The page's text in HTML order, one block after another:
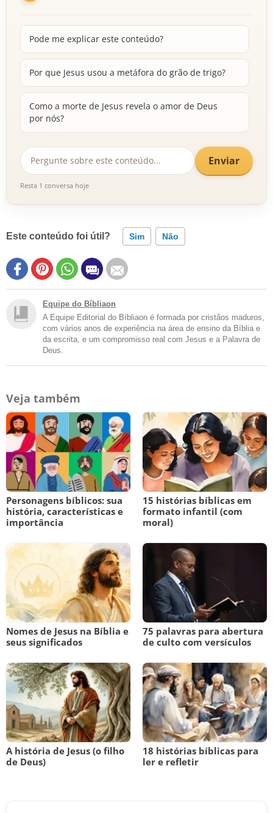
Pode me explicar este conteúdo?
Por que Jesus usou a metáfora do grão de trigo?
Como a morte de Jesus revela o amor de Deus
por nós?
Enviar
Resta 1 conversa hoje
Este conteúdo foi útil? Sim Não
Equipe do Bíbliaon
A Equipe Editorial do Bíbliaon é formada por cristãos maduros,
com vários anos de experiência na área de ensino da Bíblia e
da escrita, e um compromisso real com Jesus e a Palavra de
Deus.
Veja também
Personagens bíblicos: sua
história, características e
importância
15 histórias bíblicas em
formato infantil (com
moral)
Nomes de Jesus na Bíblia e
seus significados
75 palavras para abertura
de culto com versículos
A história de Jesus (o filho
de Deus)
18 histórias bíblicas para
ler e refletir